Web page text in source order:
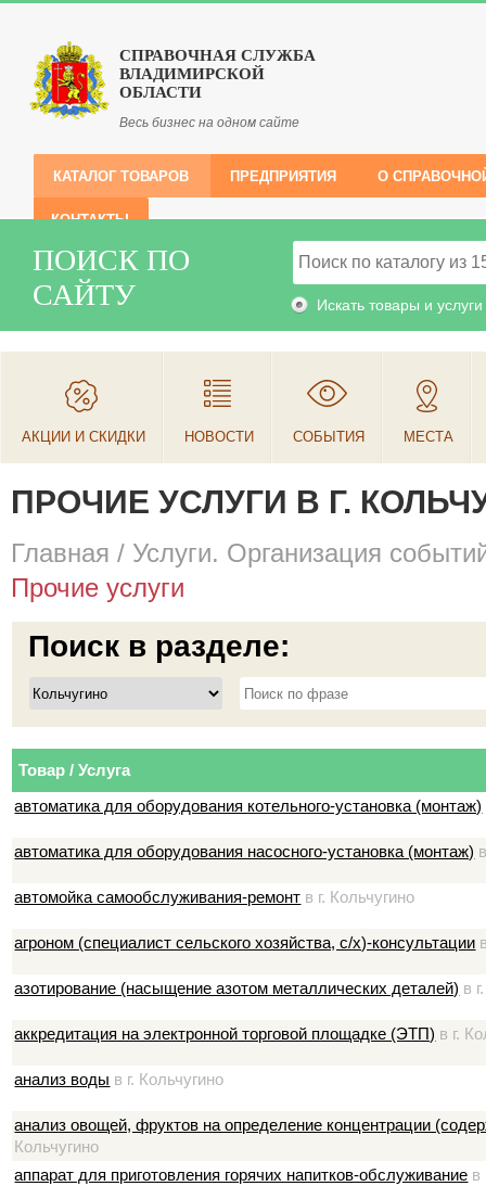
СПРАВОЧНАЯ СЛУЖБА
ВЛАДИМИРСКОЙ
ОБЛАСТИ
Весь бизнес на одном сайте
КАТАЛОГ ТОВАРОВ ПРЕДПРИЯТИЯ О
КОНТАКТЫ
ПОИСК ПО
САЙТУ
Искать товары и услуги
АКЦИИ И СКИДКИ НОВОСТИ СОБЫТИЯ МЕСТА
ПРОЧИЕ УСЛУГИ В Г.
Главная / Услуги. Организация
Прочие услуги
Поиск в разделе:
Товар / Услуга
автоматика для оборудования котельного-установка (монтаж)
автоматика для оборудования насосного-установка (монтаж)
автомойка самообслуживания-ремонт в г. Кольчугино
агроном (специалист сельского хозяйства, с/х)-консультации
азотирование (насыщение азотом металлических деталей) в
аккредитация на электронной торговой площадке (ЭТП) в г.
анализ воды в г. Кольчугино
анализ овощей, фруктов на определение концентрации
Кольчугино
аппарат для приготовления горячих напитков-обслуживание в